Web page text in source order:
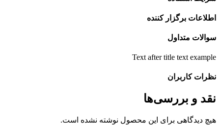
برگزار کننده
متداول
Text after title text
کاربران
و بررسی‌ها
دیدگاهی برای این محصول نوشته نشده است.